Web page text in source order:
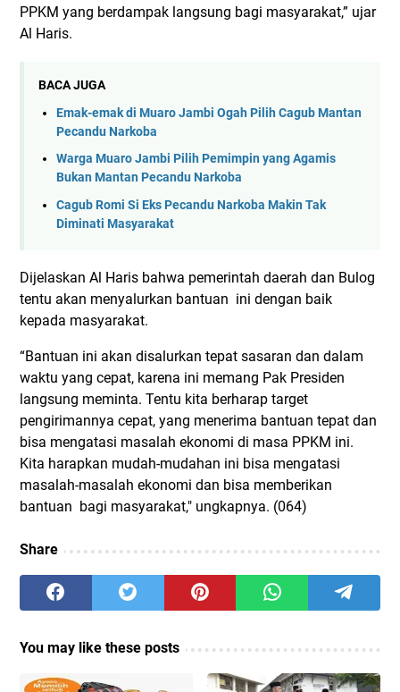
PPKM yang berdampak langsung bagi masyarakat,” ujar
Al Haris.
BACA JUGA
Emak-emak di Muaro Jambi Ogah Pilih Cagub Mantan
Pecandu Narkoba
Warga Muaro Jambi Pilih Pemimpin yang Agamis
Bukan Mantan Pecandu Narkoba
Cagub Romi Si Eks Pecandu Narkoba Makin Tak
Diminati Masyarakat
Dijelaskan Al Haris bahwa pemerintah daerah dan Bulog
tentu akan menyalurkan bantuan ini dengan baik
kepada masyarakat.
“Bantuan ini akan disalurkan tepat sasaran dan dalam
waktu yang cepat, karena ini memang Pak Presiden
langsung meminta. Tentu kita berharap target
pengirimannya cepat, yang menerima bantuan tepat dan
bisa mengatasi masalah ekonomi di masa PPKM ini.
Kita harapkan mudah-mudahan ini bisa mengatasi
masalah-masalah ekonomi dan bisa memberikan
bantuan bagi masyarakat," ungkapnya. (064)
Share
You may like these posts